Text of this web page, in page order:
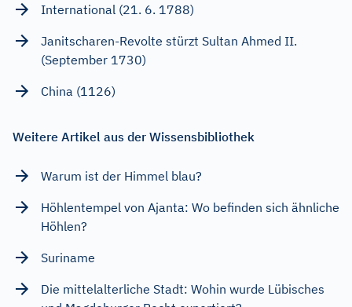
International (21. 6. 1788)
Janitscharen-Revolte stürzt Sultan Ahmed II.
(September 1730)
China (1126)
Weitere Artikel aus der Wissensbibliothek
Warum ist der Himmel blau?
Höhlentempel von Ajanta: Wo befinden sich ähnliche
Höhlen?
Suriname
Die mittelalterliche Stadt: Wohin wurde Lübisches